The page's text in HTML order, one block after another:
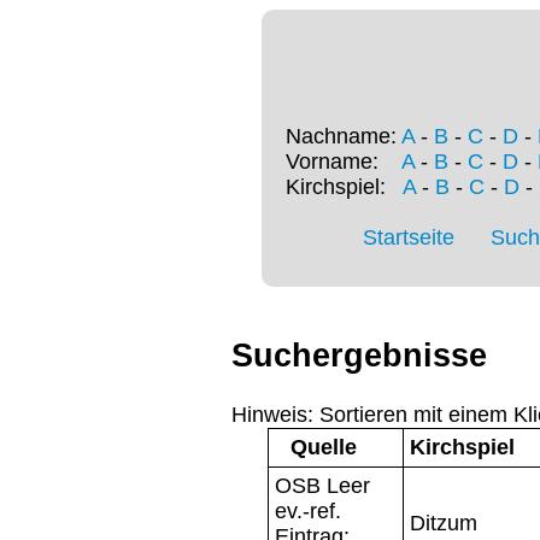
Nachname: A- B - C - D -
Vorname: A- B - C - D -
Kirchspiel: A- B - C - D-
Startseite
Suchergebnisse
Hinweis: Sortieren mit einem
Quelle
Kirchspiel
OSB Leer
ev.-ref.
Ditzum